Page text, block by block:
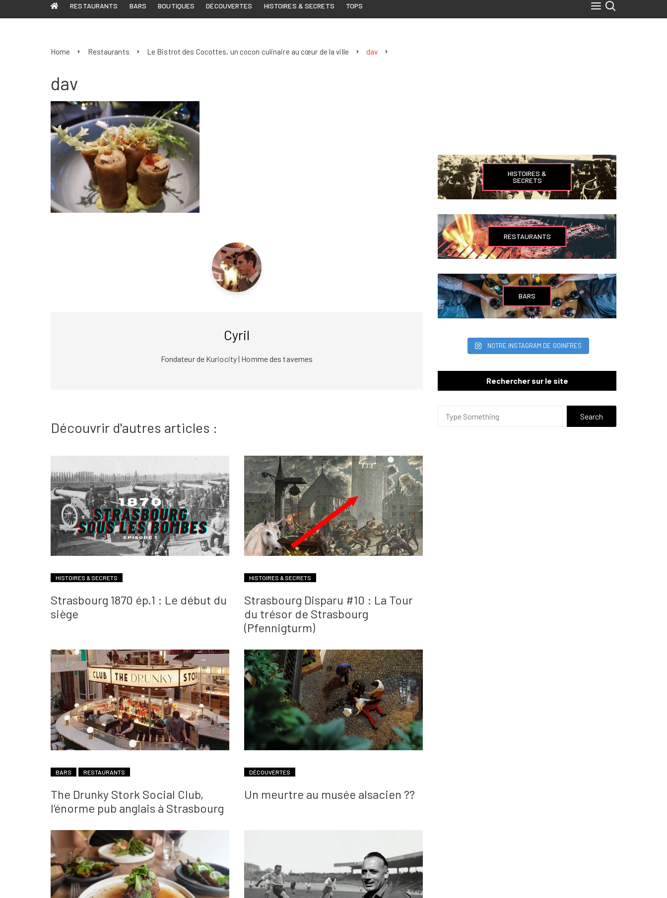
RESTAURANTS BARS BOUTIQUES DÉCOUVERTES HISTOIRES & SECRETS TOPS
Home Restaurants Le Bistrot des Cocottes, un cocon culinaire au cœur de la ville dav
dav
Cyril
Fondateur de Kuriocity | Homme des tavernes
Découvrir d'autres articles :
HISTOIRES & SECRETS
Strasbourg 1870 ép.1 : Le début du
siège
HISTOIRES & SECRETS
Strasbourg Disparu #10 : La Tour
du trésor de Strasbourg
(Pfennigturm)
BARS RESTAURANTS
The Drunky Stork Social Club,
l’énorme pub anglais à Strasbourg
DÉCOUVERTES
Un meurtre au musée alsacien ??
HISTOIRES &
SECRETS
RESTAURANTS
BARS
NOTRE INSTAGRAM DE GOINFRES
Rechercher sur le site